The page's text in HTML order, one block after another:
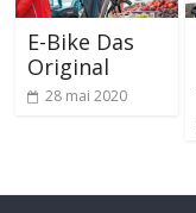
E-Bike Das
Original
28 mai 2020